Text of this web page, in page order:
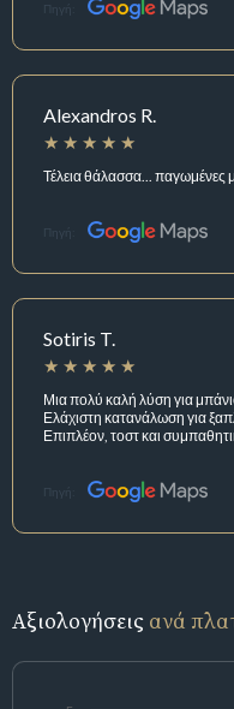
Πηγή:
Alexandros R.
Τέλεια θάλασσα... παγωμένες
Πηγή:
Sotiris T.
Μια πολύ καλή λύση για
Ελάχιστη κατανάλωση για
Επιπλέον, τοστ και
Πηγή:
Αξιολογήσεις ανά